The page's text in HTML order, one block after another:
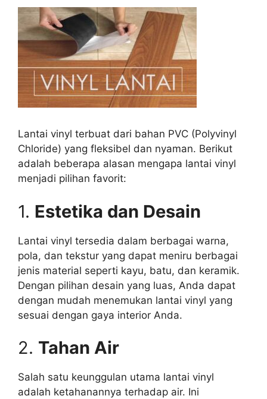
Lantai vinyl terbuat dari bahan PVC (Polyvinyl
Chloride) yang fleksibel dan nyaman. Berikut
adalah beberapa alasan mengapa lantai vinyl
menjadi pilihan favorit:
1. Estetika dan Desain
Lantai vinyl tersedia dalam berbagai warna,
pola, dan tekstur yang dapat meniru berbagai
jenis material seperti kayu, batu, dan keramik.
Dengan pilihan desain yang luas, Anda dapat
dengan mudah menemukan lantai vinyl yang
sesuai dengan gaya interior Anda.
2. Tahan Air
Salah satu keunggulan utama lantai vinyl
adalah ketahanannya terhadap air. Ini